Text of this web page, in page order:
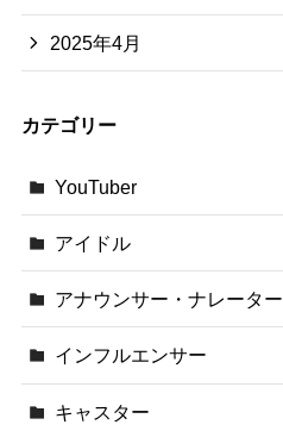
2025年4月
カテゴリー
YouTuber
アイドル
アナウンサー・ナレーター
インフルエンサー
キャスター